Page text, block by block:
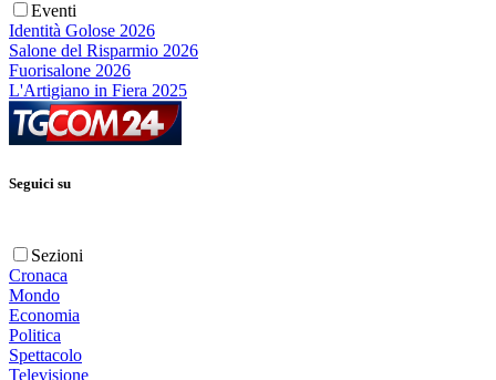
Eventi
Identità Golose 2026
Salone del Risparmio 2026
Fuorisalone 2026
L'Artigiano in Fiera 2025
Seguici su
Sezioni
Cronaca
Mondo
Economia
Politica
Spettacolo
Televisione